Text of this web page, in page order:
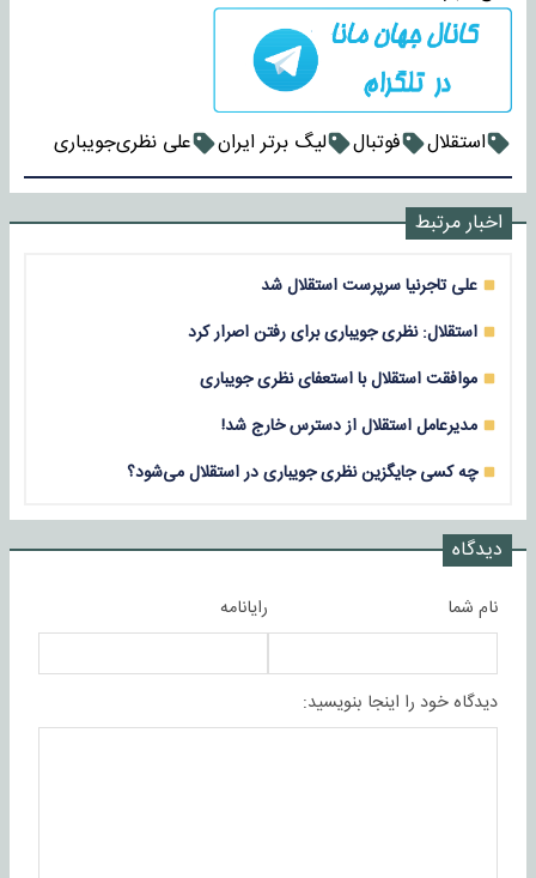
استقلال فوتبال لیگ برتر ایران علی نظری‌جویباری
اخبار مرتبط
علی تاجرنیا سرپرست استقلال شد
استقلال: نظری جویباری برای رفتن اصرار کرد
موافقت استقلال با استعفای نظری جویباری
مدیرعامل استقلال از دسترس خارج شد!
چه کسی جایگزین نظری جویباری در استقلال می‌شود؟
دیدگاه
نام شما رایانامه
دیدگاه خود را اینجا بنویسید: